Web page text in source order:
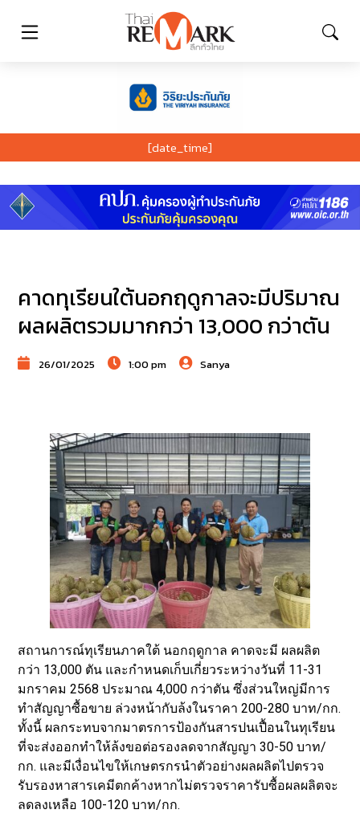
[date_time]
คาดทุเรียนใต้นอกฤดูกาลจะมีปริมาณ
ผลผลิตรวมมากกว่า 13,000 กว่าตัน
26/01/2025 1:00 pm Sanya
สถานการณ์ทุเรียนภาคใต้ นอกฤดูกาล คาดจะมี ผลผลิต
กว่า 13,000 ตัน และกำหนดเก็บเกี่ยวระหว่างวันที่ 11-31
มกราคม 2568 ประมาณ 4,000 กว่าตัน ซึ่งส่วนใหญ่มีการ
ทำสัญญาซื้อขาย ล่วงหน้ากับล้งในราคา 200-280 บาท/กก.
ทั้งนี้ ผลกระทบจากมาตรการป้องกันสารปนเปื้อนในทุเรียน
ที่จะส่งออกทำให้ล้งขอต่อรองลดจากสัญญา 30-50 บาท/
กก. และมีเงื่อนไขให้เกษตรกรนำตัวอย่างผลผลิตไปตรวจ
รับรองหาสารเคมีตกค้างหากไม่ตรวจราคารับซื้อผลผลิตจะ
ลดลงเหลือ 100-120 บาท/กก.